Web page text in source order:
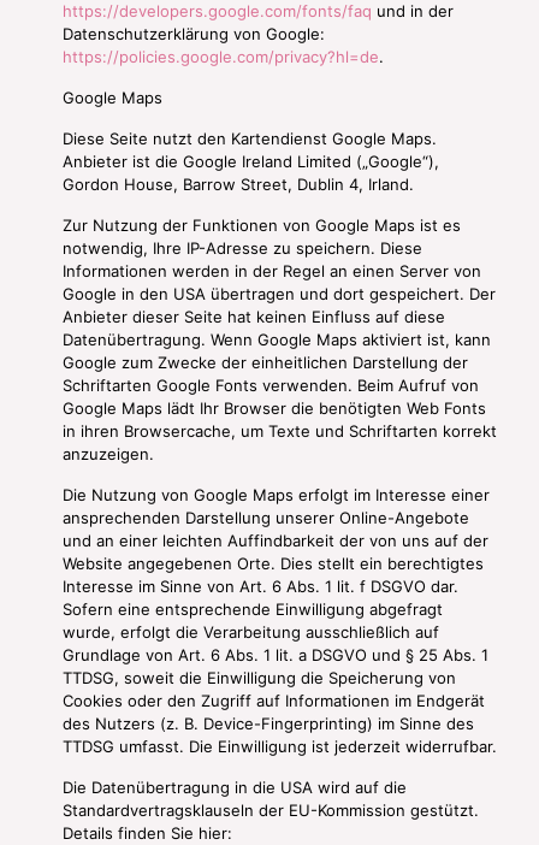
https://developers.google.com/fonts/faq und in der
Datenschutzerklärung von Google:
https://policies.google.com/privacy?hl=de.
Google Maps
Diese Seite nutzt den Kartendienst Google Maps.
Anbieter ist die Google Ireland Limited („Google“),
Gordon House, Barrow Street, Dublin 4, Irland.
Zur Nutzung der Funktionen von Google Maps ist es
notwendig, Ihre IP-Adresse zu speichern. Diese
Informationen werden in der Regel an einen Server von
Google in den USA übertragen und dort gespeichert. Der
Anbieter dieser Seite hat keinen Einfluss auf diese
Datenübertragung. Wenn Google Maps aktiviert ist, kann
Google zum Zwecke der einheitlichen Darstellung der
Schriftarten Google Fonts verwenden. Beim Aufruf von
Google Maps lädt Ihr Browser die benötigten Web Fonts
in ihren Browsercache, um Texte und Schriftarten korrekt
anzuzeigen.
Die Nutzung von Google Maps erfolgt im Interesse einer
ansprechenden Darstellung unserer Online-Angebote
und an einer leichten Auffindbarkeit der von uns auf der
Website angegebenen Orte. Dies stellt ein berechtigtes
Interesse im Sinne von Art. 6 Abs. 1 lit. f DSGVO dar.
Sofern eine entsprechende Einwilligung abgefragt
wurde, erfolgt die Verarbeitung ausschließlich auf
Grundlage von Art. 6 Abs. 1 lit. a DSGVO und § 25 Abs. 1
TTDSG, soweit die Einwilligung die Speicherung von
Cookies oder den Zugriff auf Informationen im Endgerät
des Nutzers (z. B. Device-Fingerprinting) im Sinne des
TTDSG umfasst. Die Einwilligung ist jederzeit widerrufbar.
Die Datenübertragung in die USA wird auf die
Standardvertragsklauseln der EU-Kommission gestützt.
Details finden Sie hier: